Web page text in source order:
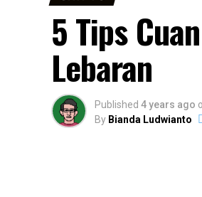
5 Tips
Lebaran
Published 4 years ago
By Bianda Ludwianto